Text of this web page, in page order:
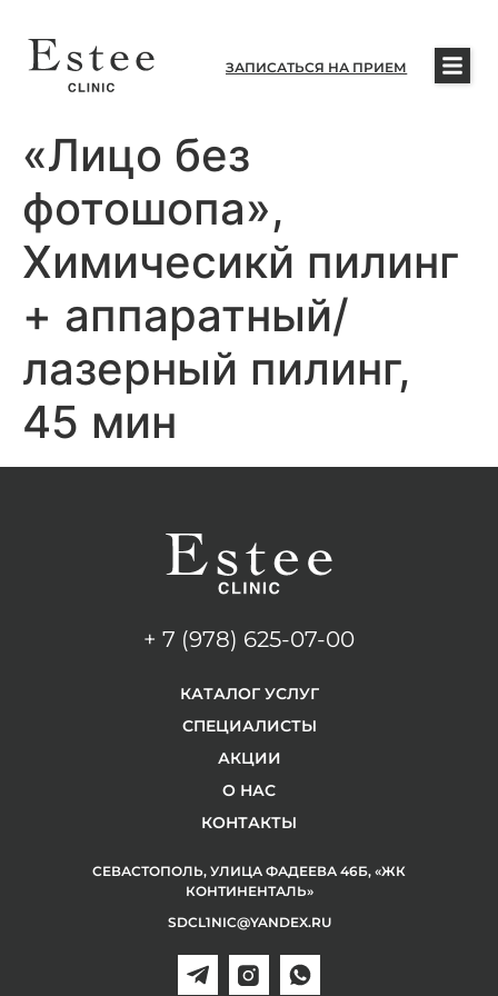
ЗАПИСАТЬСЯ НА ПРИЕМ
«Лицо без
фотошопа»,
Химичесикй пилинг
+ аппаратный/
лазерный пилинг,
45 мин
КАТАЛОГ УСЛУГ
СПЕЦИАЛИСТЫ
АКЦИИ
О НАС
КОНТАКТЫ
+ 7 (978) 625-07-00
СЕВАСТОПОЛЬ, УЛИЦА ФАДЕЕВА 46Б, «ЖК
КОНТИНЕНТАЛЬ»
SDCL1NIC@YANDEX.RU